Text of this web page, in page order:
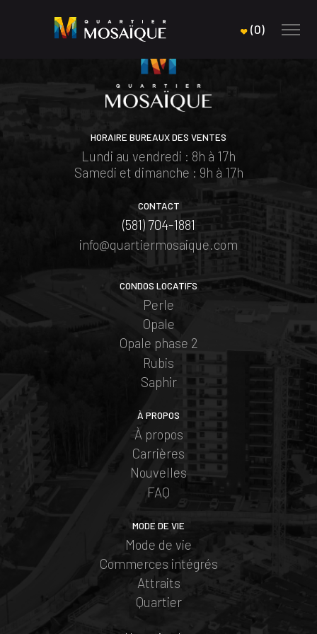
(0)
HORAIRE BUREAUX DES VENTES
Lundi au vendredi : 8h à 17h
Samedi et dimanche : 9h à 17h
CONTACT
(581) 704-1881
info@quartiermosaique.com
CONDOS LOCATIFS
Perle
Opale
Opale phase 2
Rubis
Saphir
À PROPOS
À propos
Carrières
Nouvelles
FAQ
MODE DE VIE
Mode de vie
Commerces intégrés
Attraits
Quartier